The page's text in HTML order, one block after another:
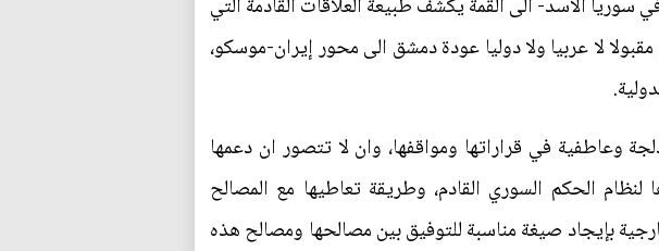
الاسد- الى القمة يكشف طبيعة العلاقات القادمة التي
لا عربيا ولا دوليا عودة دمشق الى محور إيران-موسكو،
وعاطفية في قراراتها ومواقفها، وان لا تتصور ان دعمها
الحكم السوري القادم، وطريقة تعاطيها مع المصالح
بإيجاد صيغة مناسبة للتوفيق بين مصالحها ومصالح هذه